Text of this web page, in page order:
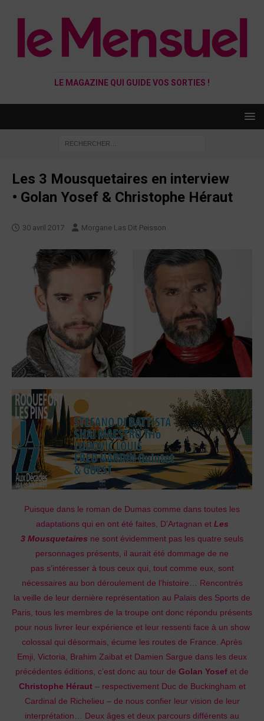
LE MAGAZINE QUI GUIDE VOS SORTIES !
Les 3 Mousquetaires en interview
• Golan Yosef & Christophe Héraut
30 avril 2017 Morgane Las Dit Peisson
Puisque dans le roman de Dumas comme dans toutes les
adaptations qui en ont été faites, D’Artagnan et Les
3 Mousquetaires ne sont évidemment pas les quatre seuls
personnages présents, il aurait été dommage de ne
pas s’intéresser à tous ceux qui, tout comme eux, sont
nécessaires au bon déroulement de l’histoire… Rencontrés
la veille de leur dernière représentation au Palais des Sports de
Paris, tous les membres de la troupe ont donc répondu présents
pour nous livrer leur expérience et leur ressenti face à un show
colossal qui désormais, écume les routes de France. Après
Emji, Victoria, Brahim Zaibat et Damien Sargue dans les deux
précédentes éditions, c’est donc au tour de Golan Yosef et de
Christophe Héraut – respectivement Duc de Buckingham et
Cardinal de Richelieu – de nous confier leur vision de leur
interprétation… Deux âges et deux parcours différents au